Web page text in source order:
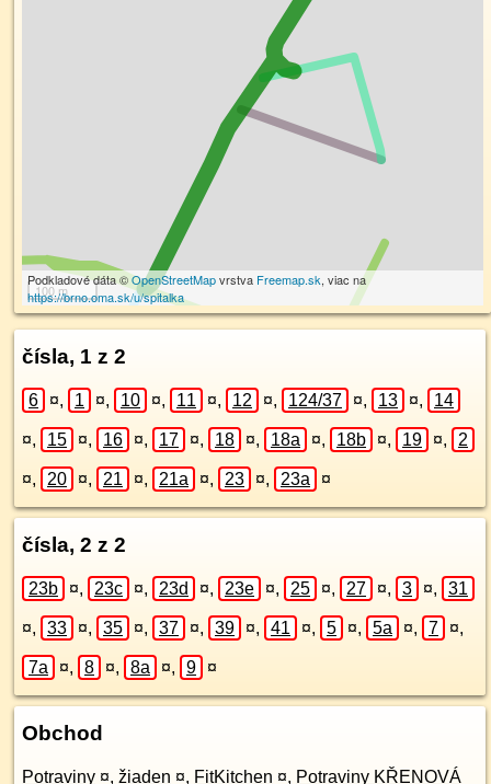
100 m
Podkladové dáta ©OpenStreetMapvrstva Freemap.sk, viac na
https://brno.oma.sk/u/spitalka
čísla, 1 z 2
6 ¤, 1 ¤, 10 ¤, 11 ¤, 12 ¤, 124/37 ¤, 13 ¤, 14
¤, 15 ¤, 16 ¤, 17 ¤, 18 ¤, 18a ¤, 18b ¤, 19 ¤, 2
¤, 20 ¤, 21 ¤, 21a ¤, 23 ¤, 23a ¤
čísla, 2 z 2
23b ¤, 23c ¤, 23d ¤, 23e ¤, 25 ¤, 27 ¤, 3 ¤, 31
¤, 33 ¤, 35 ¤, 37 ¤, 39 ¤, 41 ¤, 5 ¤, 5a ¤, 7 ¤,
7a ¤, 8 ¤, 8a ¤, 9 ¤
Obchod
Potraviny ¤, žiaden ¤, FitKitchen ¤, Potraviny KŘENOVÁ